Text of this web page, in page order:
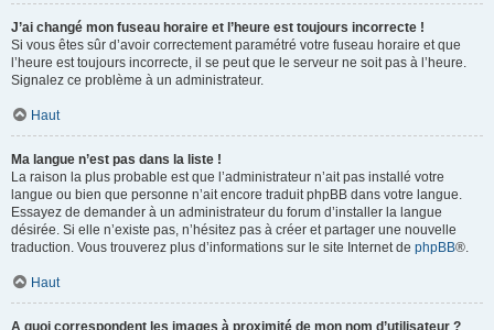
J’ai changé mon fuseau horaire et l’heure est toujours incorrecte !
Si vous êtes sûr d’avoir correctement paramétré votre fuseau horaire et que
l’heure est toujours incorrecte, il se peut que le serveur ne soit pas à l’heure.
Signalez ce problème à un administrateur.
Haut
Ma langue n’est pas dans la liste !
La raison la plus probable est que l’administrateur n’ait pas installé votre
langue ou bien que personne n’ait encore traduit phpBB dans votre langue.
Essayez de demander à un administrateur du forum d’installer la langue
désirée. Si elle n’existe pas, n’hésitez pas à créer et partager une nouvelle
traduction. Vous trouverez plus d’informations sur le site Internet de phpBB®.
Haut
A quoi correspondent les images à proximité de mon nom d’utilisateur ?